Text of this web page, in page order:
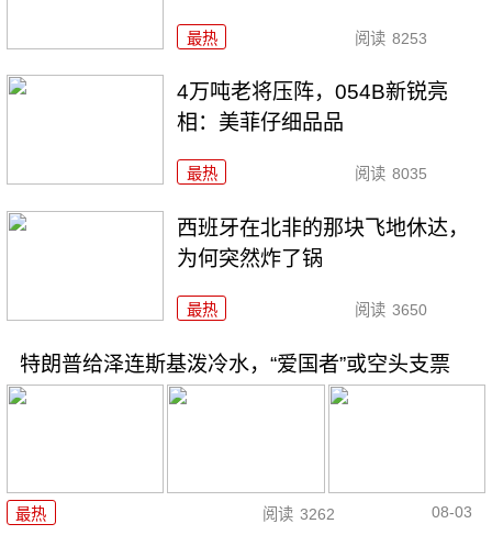
最热 阅读 8253
4万吨老将压阵，054B新锐亮
相：美菲仔细品品
最热 阅读 8035
西班牙在北非的那块飞地休达，
为何突然炸了锅
最热 阅读 3650
特朗普给泽连斯基泼冷水，“爱国者”或空头支票
最热 阅读 3262 08-03